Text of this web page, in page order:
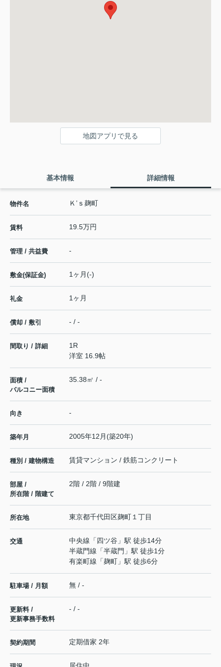
地図アプリで見る
基本情報 詳細情報
物件名 Ｋ’ｓ麹町
賃料 19.5万円
管理 / 共益費 -
敷金(保証金) 1ヶ月(-)
礼金 1ヶ月
償却 / 敷引 - / -
間取り / 詳細
1R
洋室 16.9帖
面積 /
バルコニー面積
35.38㎡ / -
向き -
築年月 2005年12月(築20年)
種別 / 建物構造 賃貸マンション / 鉄筋コンクリート
部屋 /
所在階 / 階建て
2階 / 2階 / 9階建
所在地 東京都千代田区麹町 １丁目
交通 中央線 「四ツ谷 」駅 徒歩14分
半蔵門線 「半蔵門 」駅 徒歩1分
有楽町線 「麹町 」駅 徒歩6分
駐車場 / 月額 無 / -
更新料 /
更新事務手数料
- / -
契約期間 定期借家 2年
居住中